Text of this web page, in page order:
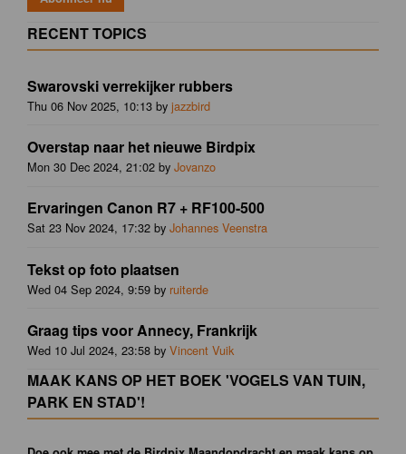
RECENT TOPICS
Swarovski verrekijker rubbers
Thu 06 Nov 2025, 10:13 by jazzbird
Overstap naar het nieuwe Birdpix
Mon 30 Dec 2024, 21:02 by Jovanzo
Ervaringen Canon R7 + RF100-500
Sat 23 Nov 2024, 17:32 by Johannes Veenstra
Tekst op foto plaatsen
Wed 04 Sep 2024, 9:59 by ruiterde
Graag tips voor Annecy, Frankrijk
Wed 10 Jul 2024, 23:58 by Vincent Vuik
MAAK KANS OP HET BOEK 'VOGELS VAN TUIN,
PARK EN STAD'!